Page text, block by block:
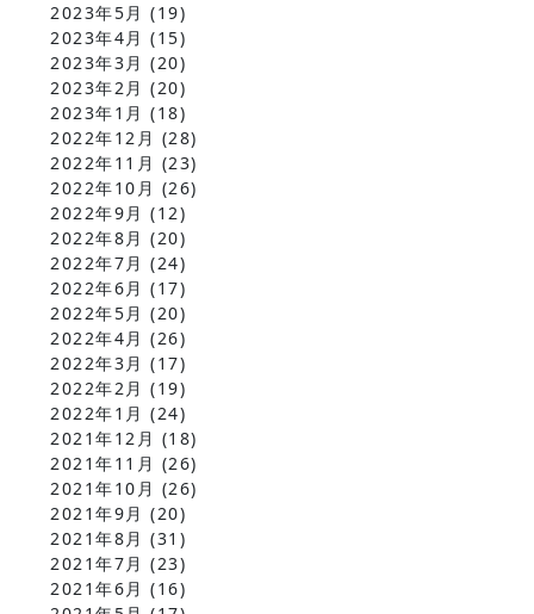
2023年5月 (19)
2023年4月 (15)
2023年3月 (20)
2023年2月 (20)
2023年1月 (18)
2022年12月 (28)
2022年11月 (23)
2022年10月 (26)
2022年9月 (12)
2022年8月 (20)
2022年7月 (24)
2022年6月 (17)
2022年5月 (20)
2022年4月 (26)
2022年3月 (17)
2022年2月 (19)
2022年1月 (24)
2021年12月 (18)
2021年11月 (26)
2021年10月 (26)
2021年9月 (20)
2021年8月 (31)
2021年7月 (23)
2021年6月 (16)